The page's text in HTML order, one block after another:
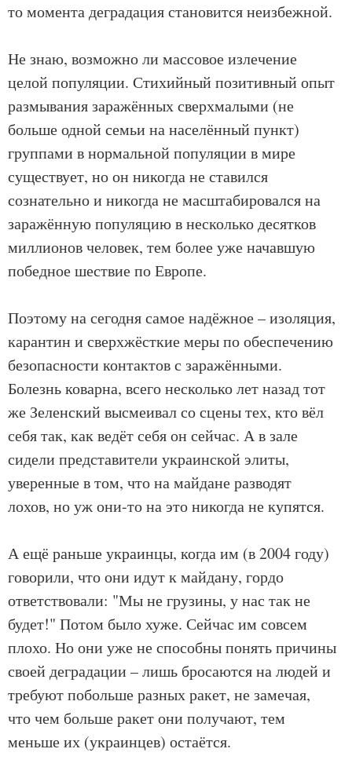
то момента деградация становится неизбежной.
Не знаю, возможно ли массовое излечение
целой популяции. Стихийный позитивный опыт
размывания заражённых сверхмалыми (не
больше одной семьи на населённый пункт)
группами в нормальной популяции в мире
существует, но он никогда не ставился
сознательно и никогда не масштабировался на
заражённую популяцию в несколько десятков
миллионов человек, тем более уже начавшую
победное шествие по Европе.
Поэтому на сегодня самое надёжное – изоляция,
карантин и сверхжёсткие меры по обеспечению
безопасности контактов с заражёнными.
Болезнь коварна, всего несколько лет назад тот
же Зеленский высмеивал со сцены тех, кто вёл
себя так, как ведёт себя он сейчас. А в зале
сидели представители украинской элиты,
уверенные в том, что на майдане разводят
лохов, но уж они-то на это никогда не купятся.
А ещё раньше украинцы, когда им (в 2004 году)
говорили, что они идут к майдану, гордо
ответствовали: "Мы не грузины, у нас так не
будет!" Потом было хуже. Сейчас им совсем
плохо. Но они уже не способны понять причины
своей деградации – лишь бросаются на людей и
требуют побольше разных ракет, не замечая,
что чем больше ракет они получают, тем
меньше их (украинцев) остаётся.